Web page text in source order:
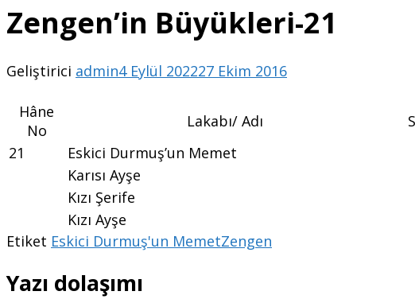
Zengen’in Büyükleri-21
Geliştirici admin4 Eylül 202227 Ekim 2016
Hâne
No
Lakabı/ Adı
21
Eskici Durmuş’un Memet
Karısı Ayşe
Kızı Şerife
Kızı Ayşe
Etiket Eskici Durmuş'un MemetZengen
Yazı dolaşımı